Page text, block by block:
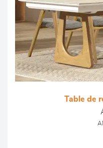
Table de